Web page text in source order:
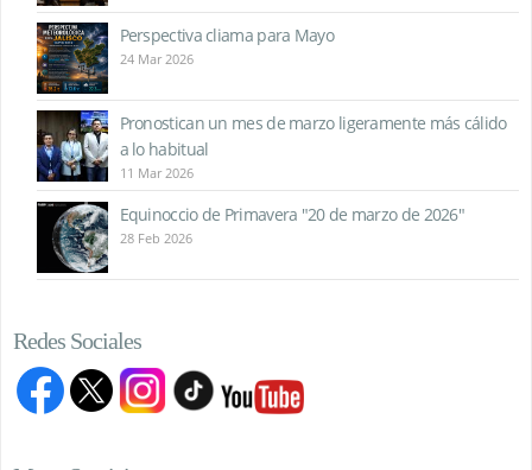
Perspectiva cliama para Mayo
24 Mar 2026
Pronostican un mes de marzo ligeramente más cálido
a lo habitual
11 Mar 2026
Equinoccio de Primavera "20 de marzo de 2026"
28 Feb 2026
Redes Sociales